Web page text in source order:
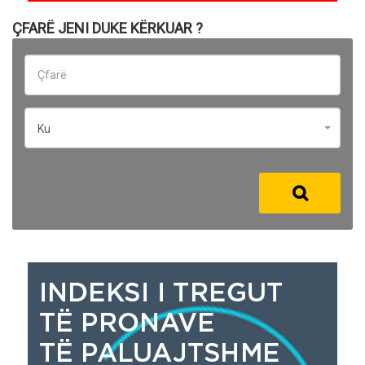
ÇFARË JENI DUKE KËRKUAR ?
Ku